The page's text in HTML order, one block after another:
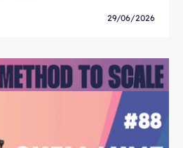
29/06/2026